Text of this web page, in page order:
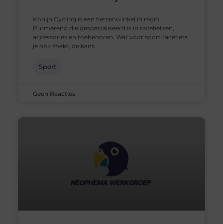
Konijn Cycling is een fietsenwinkel in regio
Purmerend die gespecialiseerd is in racefietsen,
accessoires en toebehoren. Wat voor soort racefiets
je ook zoekt, de kans
Sport
Geen Reacties